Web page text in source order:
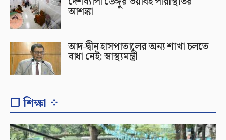
আশঙ্কা
আদ-দ্বীন হাসপাতালের অন্য শাখা চলতে
বাধা নেই: স্বাস্থ্যমন্ত্রী
❐ শিক্ষা ⁘